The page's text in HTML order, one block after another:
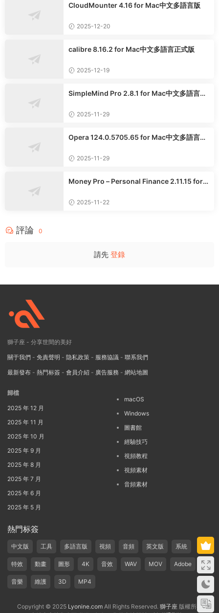
CloudMounter 4.16 for Mac中文多語言版
2025-12-20
calibre 8.16.2 for Mac中文多語言正式版
2025-12-19
SimpleMind Pro 2.8.1 for Mac中文多語言專
2025-11-29
Opera 124.0.5705.65 for Mac中文多語言正
2025-11-29
Money Pro – Personal Finance 2.11.15 for
2025-11-22
評論 0
請先 登錄
獅子座 - 分享世間的美好
關于我們 - 免責聲明 - 隐私政策 - 服務協議 - 聯系我們
最新發布 - 熱門标簽 - 會員介紹 - 廣告服務 - 網站地圖
歸檔
2025 年 12 月
2025 年 11 月
2025 年 10 月
2025 年 9 月
2025 年 8 月
2025 年 7 月
2025 年 6 月
2025 年 5 月
macOS
Windows
圖書館
經驗技巧
視頻教程
視頻素材
音頻素材
熱門标簽
中文版 工具 多語言版 視頻 音頻 英文版 系統
特效 動畫 圖形 4K 音效 WAV MOV Adobe
音樂 維護 3D MP4
Copyright © 2025 Lyonine.comAll Rights Reserved. 獅子座版權所有